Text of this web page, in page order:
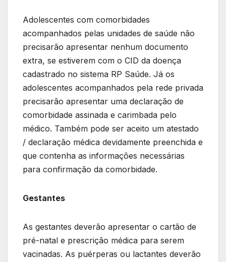
Adolescentes com comorbidades
acompanhados pelas unidades de saúde não
precisarão apresentar nenhum documento
extra, se estiverem com o CID da doença
cadastrado no sistema RP Saúde. Já os
adolescentes acompanhados pela rede privada
precisarão apresentar uma declaração de
comorbidade assinada e carimbada pelo
médico. Também pode ser aceito um atestado
/ declaração médica devidamente preenchida e
que contenha as informações necessárias
para confirmação da comorbidade.
Gestantes
As gestantes deverão apresentar o cartão de
pré-natal e prescrição médica para serem
vacinadas. As puérperas ou lactantes deverão